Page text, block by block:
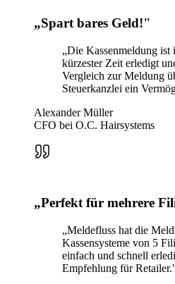
„Spart bares Geld!"
„Die Kassenmeldung ist
kürzester Zeit erledigt
Vergleich zur Meldung
Steuerkanzlei ein
Alexander Müller
CFO bei O.C. Hairsystems
„Perfekt für mehrere
„Meldefluss hat die
Kassensysteme von 5
einfach und schnell
Empfehlung für Retailer.